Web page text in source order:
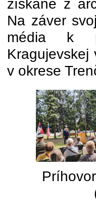
získané z
Na záver
média k
v okrese